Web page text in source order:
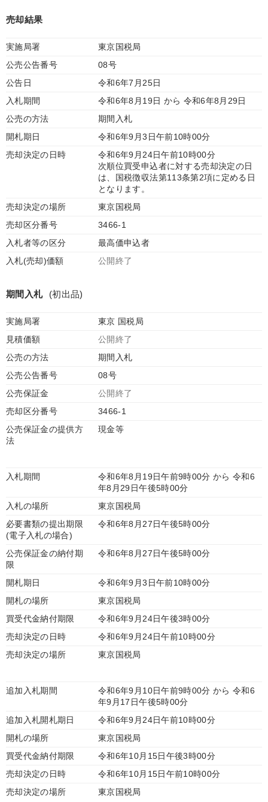
売却結果
実施局署
東京国税局
公売公告番号
08号
公告日
令和6年7月25日
入札期間
令和6年8月19日 から 令和6年8月29日
公売の方法
期間入札
開札期日
令和6年9月3日午前10時00分
売却決定の日時
令和6年9月24日午前10時00分
次順位買受申込者に対する売却決定の日
は、国税徴収法第113条第2項に定める日
となります。
売却決定の場所
東京国税局
売却区分番号
3466-1
入札者等の区分
最高価申込者
入札(売却)価額
公開終了
期間入札 (初出品)
実施局署
東京 国税局
見積価額
公開終了
公売の方法
期間入札
公売公告番号
08号
公売保証金
公開終了
売却区分番号
3466-1
公売保証金の提供方
法
現金等
入札期間
令和6年8月19日午前9時00分 から 令和6
年8月29日午後5時00分
入札の場所
東京国税局
必要書類の提出期限
(電子入札の場合)
令和6年8月27日午後5時00分
公売保証金の納付期
限
令和6年8月27日午後5時00分
開札期日
令和6年9月3日午前10時00分
開札の場所
東京国税局
買受代金納付期限
令和6年9月24日午後3時00分
売却決定の日時
令和6年9月24日午前10時00分
売却決定の場所
東京国税局
追加入札期間
令和6年9月10日午前9時00分 から 令和6
年9月17日午後5時00分
追加入札開札期日
令和6年9月24日午前10時00分
開札の場所
東京国税局
買受代金納付期限
令和6年10月15日午後3時00分
売却決定の日時
令和6年10月15日午前10時00分
売却決定の場所
東京国税局